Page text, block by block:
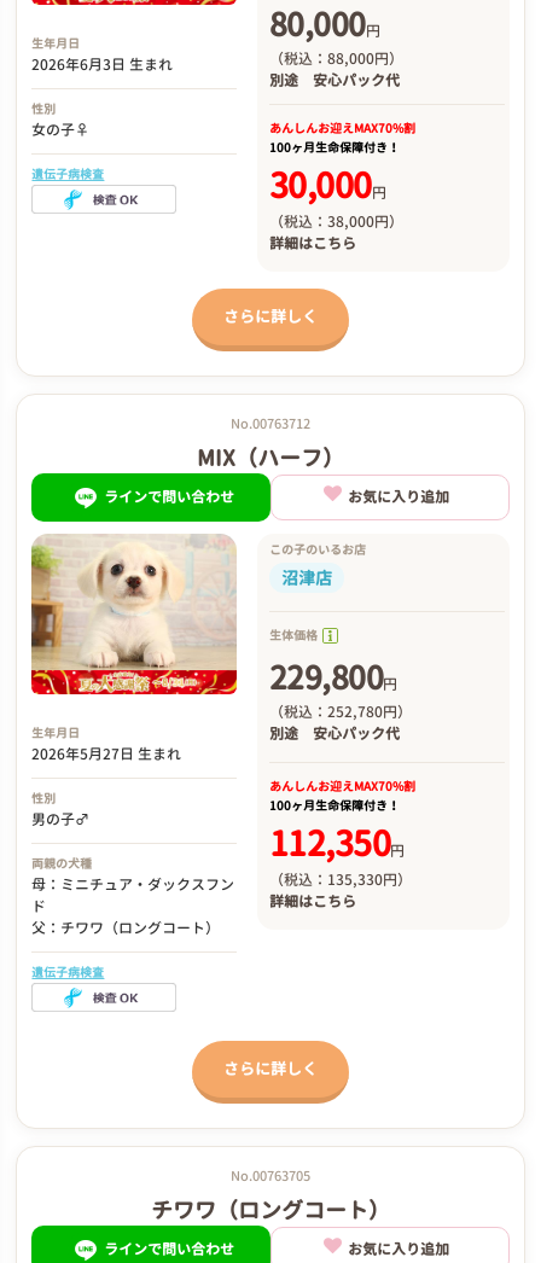
生年月日
2026年6月3日 生まれ
性別
女の子♀
遺伝子病検査
80,000円
（税込：88,000円）
別途 安心パック代
あんしんお迎えMAX70%割
100ヶ月生命保障付き！
30,000円
（税込：38,000円）
詳細はこちら
さらに詳しく
No.00763712
MIX（ハーフ）
ラインで問い合わせ お気に入り追加
生年月日
2026年5月27日 生まれ
性別
男の子♂
両親の犬種
母：ミニチュア・ダックスフン
ド
父：チワワ（ロングコート）
遺伝子病検査
この子のいるお店
沼津店
生体価格
229,800円
（税込：252,780円）
別途 安心パック代
あんしんお迎えMAX70%割
100ヶ月生命保障付き！
112,350円
（税込：135,330円）
詳細はこちら
さらに詳しく
No.00763705
チワワ（ロングコート）
ラインで問い合わせ お気に入り追加